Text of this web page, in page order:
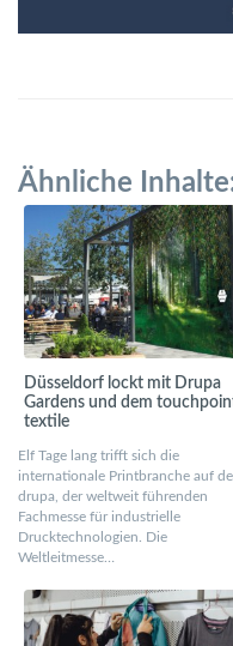
Ähnliche
Düsseldorf lockt mit Drupa
Gardens und dem
textile
Elf Tage lang trifft sich die
internationale Printbranche auf
drupa, der weltweit führenden
Fachmesse für industrielle
Drucktechnologien. Die
Weltleitmesse…